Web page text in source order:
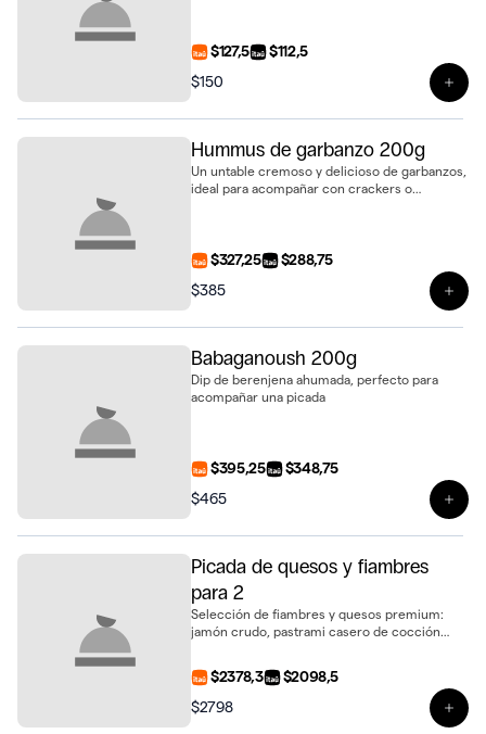
$127,5
$112,5
$150
Ver
Hummus de garbanzo 200g
Un untable cremoso y delicioso de garbanzos,
ideal para acompañar con crackers o
$327,25
$288,75
$385
Babaganoush 200g
Dip de berenjena ahumada, perfecto para
acompañar una picada
$395,25
$348,75
$465
Picada de quesos y fiambres
para 2
Selección de fiambres y quesos premium:
jamón crudo, pastrami casero de cocción
massdam y queso azul. Acompañada con
dátiles, frutos secos y aceitunas marinadas.
Ideal para compartir entre dos o picar entre 4
$2378,3
$2098,5
$2798